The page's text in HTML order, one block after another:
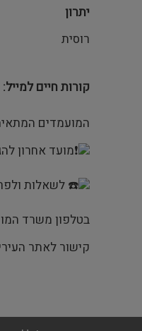
יתרון
רוסית
קורות חיים למייל
המועמדים המתאימים
מועד אחרון להגשת
לשאלות
בטלפון משרד המוזיאון 03-
קישור לאתר